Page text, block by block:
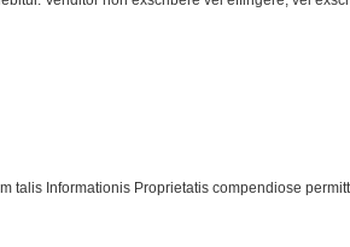
talis Informationis Proprietatis compendiose